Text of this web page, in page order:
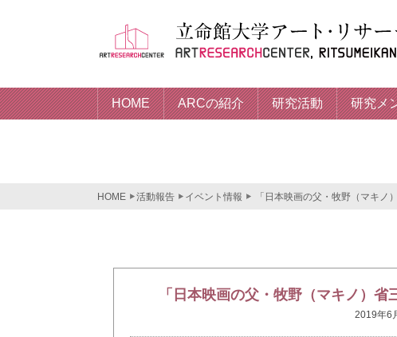
HOME ARCの紹介 研究活動 研究メ
HOME 活動報告 イベント情報 「日本映画の父・牧野（マキ
「日本映画の父・牧野（マキノ）
2019年6